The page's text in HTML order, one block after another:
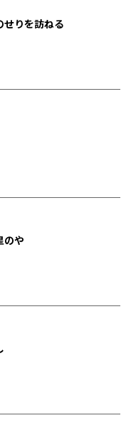
せりを訪ねる
のや